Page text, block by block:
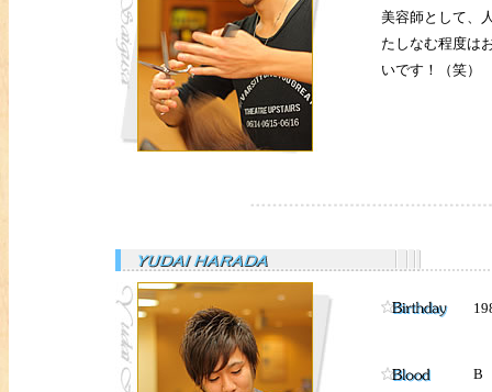
美容師として、
たしなむ程度は
いです！（笑）
B